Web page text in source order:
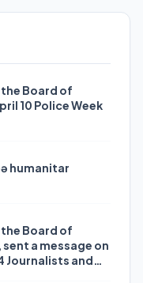
Board of
10 Police Week
humanitar
Board of
a message on
Journalists and